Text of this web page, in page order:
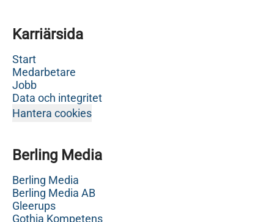
Karriärsida
Start
Medarbetare
Jobb
Data och integritet
Hantera cookies
Berling Media
Berling Media
Berling Media AB
Gleerups
Gothia Kompetens